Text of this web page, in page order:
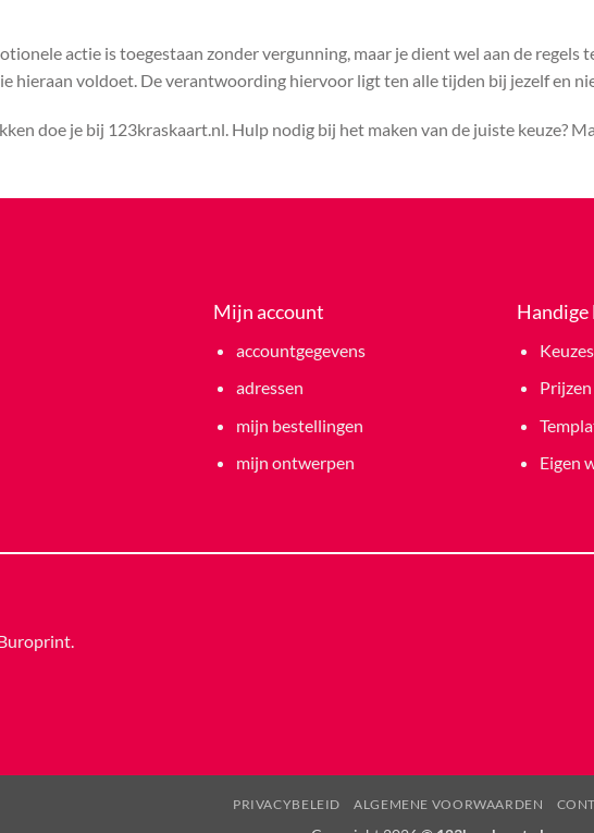
actie is toegestaan zonder vergunning, maar je dient wel aan de regels
hieraan voldoet. De verantwoording hiervoor ligt ten alle tijden bij jezelf en
doe je bij 123kraskaart.nl. Hulp nodig bij het maken van de juiste keuze?
Mijn account
accountgegevens
adressen
mijn bestellingen
mijn ontwerpen
Handige
Prijzen
Eigen
.
PRIVACYBELEID ALGEMENE VOORWAARDEN